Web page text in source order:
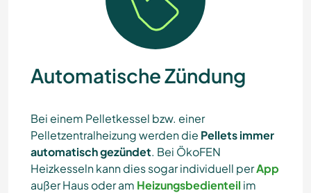
Automatische Zündung
Bei einem Pelletkessel bzw. einer
Pelletzentralheizung werden die Pellets immer
automatisch gezündet. Bei ÖkoFEN
Heizkesseln kann dies sogar individuell perApp
außer Haus oder am Heizungsbedienteil im